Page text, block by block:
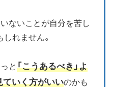
ないことが自分を苦し
れません。
と「こうあるべき」よ
ていく方がいいのかも